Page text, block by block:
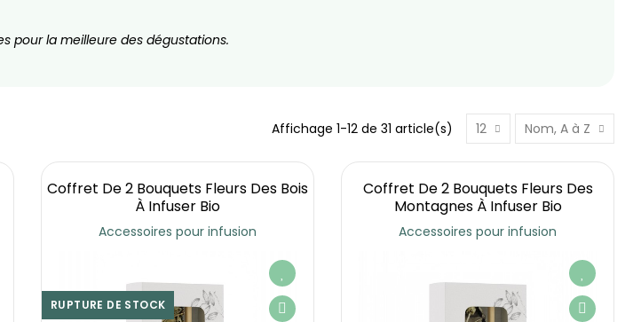
pour la meilleure des dégustations.
Affichage 1-12 de 31 article(s) 12 Nom, A à Z
Coffret De 2 Bouquets Fleurs Des Bois
À Infuser Bio
Accessoires pour infusion
RUPTURE DE STOCK
Coffret De 2 Bouquets Fleurs Des
Montagnes À Infuser Bio
Accessoires pour infusion